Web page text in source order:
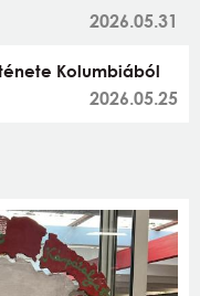
2026.05.31
Kolumbiából
2026.05.25